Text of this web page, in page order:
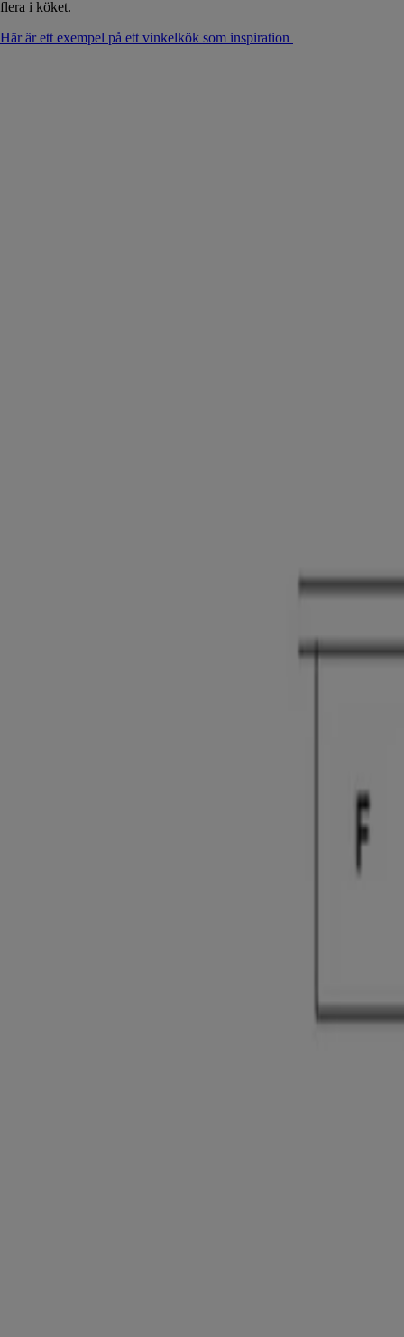
flera i köket.
Här är ett exempel på ett vinkelkök som inspiration